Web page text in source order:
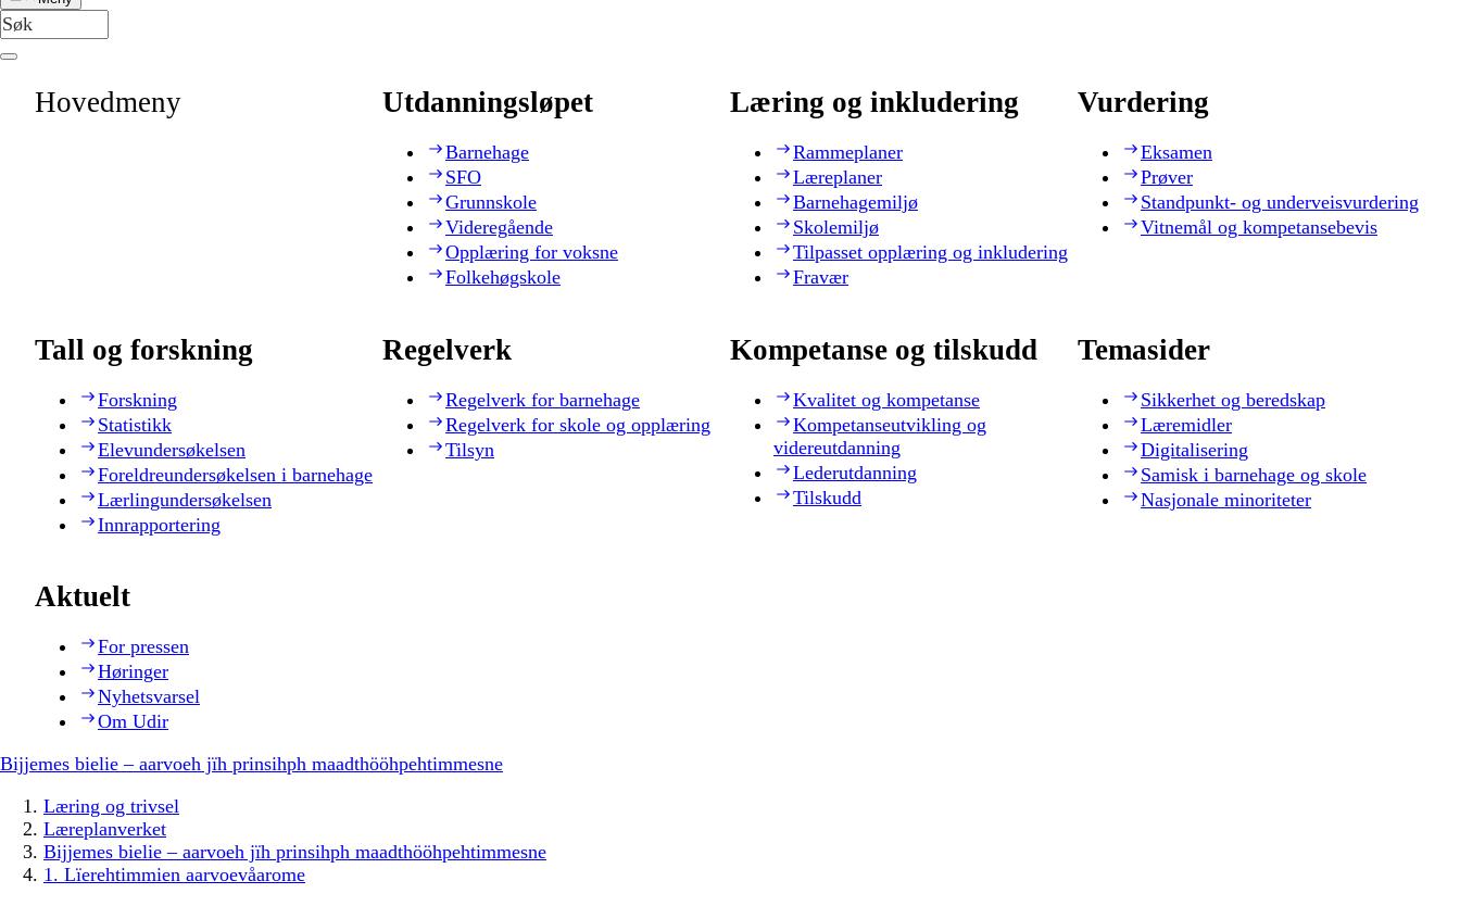
Hovedmeny Utdanningsløpet
Barnehage
SFO
Grunnskole
Videregående
Opplæring for voksne
Folkehøgskole
Læring og inkludering
Rammeplaner
Læreplaner
Barnehagemiljø
Skolemiljø
Tilpasset opplæring og inkludering
Fravær
Vurdering
Eksamen
Prøver
Standpunkt- og underveisvurdering
Vitnemål og kompetansebevis
Tall og forskning
Forskning
Statistikk
Elevundersøkelsen
Foreldreundersøkelsen i barnehage
Lærlingundersøkelsen
Innrapportering
Regelverk
Regelverk for barnehage
Regelverk for skole og opplæring
Tilsyn
Kompetanse og tilskudd
Kvalitet og kompetanse
Kompetanseutvikling og
videreutdanning
Lederutdanning
Tilskudd
Temasider
Sikkerhet og beredskap
Læremidler
Digitalisering
Samisk i barnehage og skole
Nasjonale minoriteter
Aktuelt
For pressen
Høringer
Nyhetsvarsel
Om Udir
Bijjemes bielie – aarvoeh jïh prinsihph maadthööhpehtimmesne
Læring og trivsel
Læreplanverket
Bijjemes bielie – aarvoeh jïh prinsihph maadthööhpehtimmesne
1. Lïerehtimmien aarvoevåarome